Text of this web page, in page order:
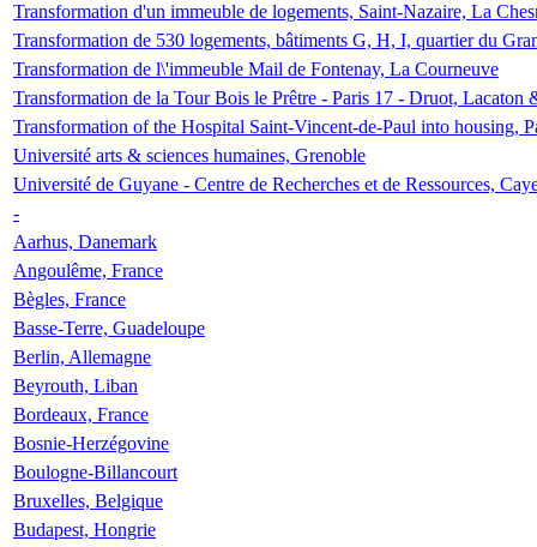
Transformation d'un immeuble de logements, Saint-Nazaire, La
Transformation de 530 logements, bâtiments G, H, I, quartier du
Transformation de l\'immeuble Mail de Fontenay, La Courneuve
Transformation de la Tour Bois le Prêtre - Paris 17 - Druot, Lacaton
Transformation of the Hospital Saint-Vincent-de-Paul into housing,
Université arts & sciences humaines, Grenoble
Université de Guyane - Centre de Recherches et de Ressources,
-
Aarhus, Danemark
Angoulême, France
Bègles, France
Basse-Terre, Guadeloupe
Berlin, Allemagne
Beyrouth, Liban
Bordeaux, France
Bosnie-Herzégovine
Boulogne-Billancourt
Bruxelles, Belgique
Budapest, Hongrie